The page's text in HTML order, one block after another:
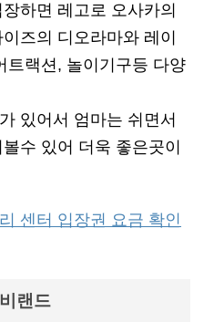
하면 레고로 오사카의
즈의 디오라마와 레이
트랙션, 놀이기구등 다양
있어서 엄마는 쉬면서
수 있어 더욱 좋은곳이
센터 입장권 요금 확인
랜드